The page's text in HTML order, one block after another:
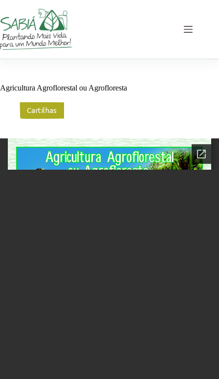
o
conteúdo
Agricultura Agroflorestal ou Agrofloresta
Cartilhas